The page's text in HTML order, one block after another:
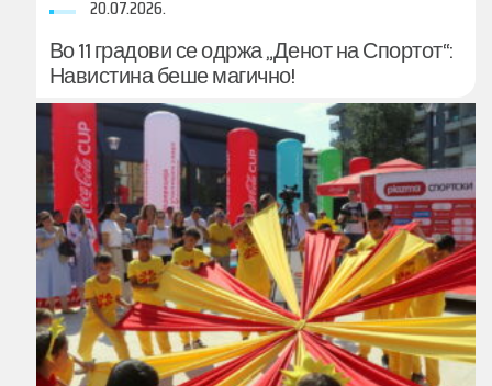
20.07.2026.
Во 11 градови се одржа „Денот на Спортот“:
Навистина беше магично!